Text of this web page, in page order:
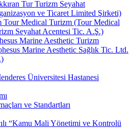
Tur Turizm Seyahat
ve Ticaret Limited Şirketi)
Tour Medical Turizm (Tour Medical
Seyahat Acentesi Tic. A.Ş.)
Marine Aesthetic Turizm
Marine Aesthetic Sağlık Tic. Ltd.
Üniversitesi Hastanesi
ve Standartları
“Kamu Mali Yönetimi ve Kontrolü